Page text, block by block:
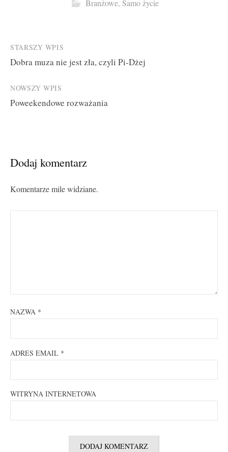
Branżowe, Samo życie
Post
navigation
STARSZY WPIS
Dobra muza nie jest zła, czyli Pi-Dżej
NOWSZY WPIS
Poweekendowe rozważania
Dodaj komentarz
Komentarze mile widziane.
NAZWA *
ADRES EMAIL *
WITRYNA INTERNETOWA